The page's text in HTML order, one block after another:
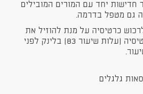
חדישות יחד עם המורים המובילים
גם מטפל בדרמה.
כרטיסיה על מנת להוזיל את
העלות אנא רכשו כרטיסיה (עלות שיעור 83) בלינק לפני
גלגלים